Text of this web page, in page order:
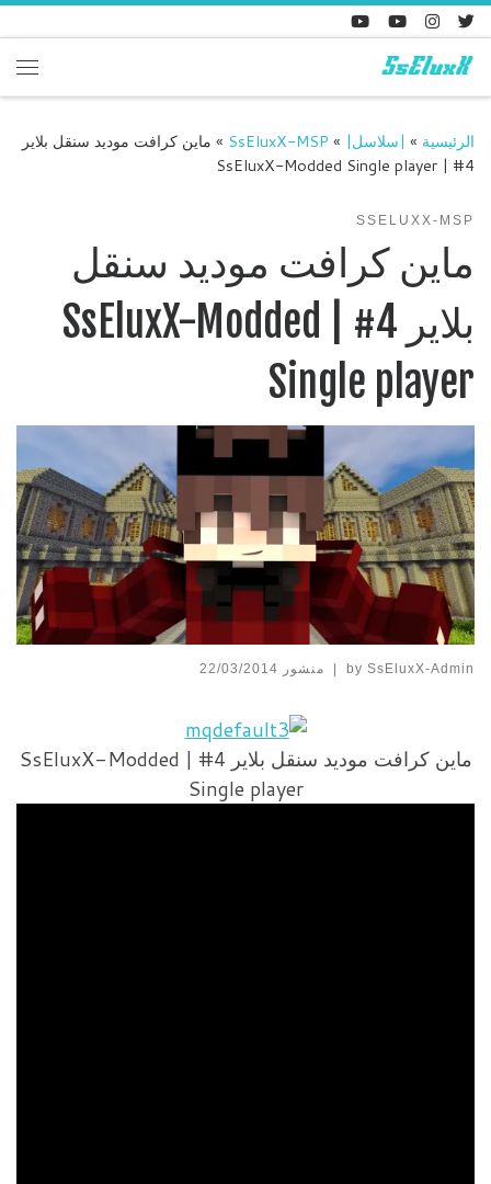
Skip to content
الرئيسية » |سلاسل| »
SsEluxX-MSP
» ماين كرافت موديد سنقل بلاير
4# | SsEluxX-Modded Single player
SSELUXX-MSP
ماين كرافت موديد سنقل
بلاير 4# | SsEluxX-Modded
Single player
by SsEluxX-Admin
| منشور 22/03/2014
ماين كرافت موديد سنقل بلاير 4# | SsEluxX-Modded
Single player